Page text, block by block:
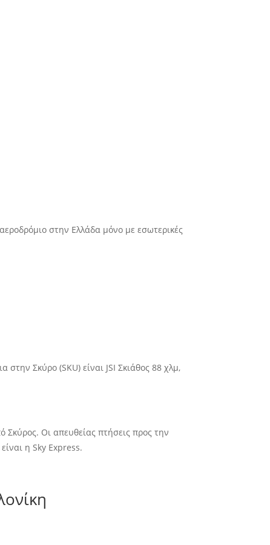
στην Ελλάδα μόνο με εσωτερικές
Σκύρο (SKU) είναι JSI Σκιάθος 88 χλμ,
Σκύρος. Οι απευθείας πτήσεις προς την
η Sky Express.